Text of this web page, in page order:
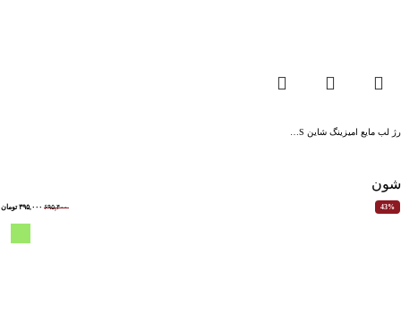
رژ لب مایع امیزینگ شاین S…
شون
43% ۶۹۵,۴۰۰ ۳۹۵,۰۰۰ تومان